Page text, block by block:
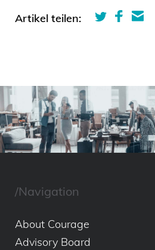
Artikel teilen:
/Navigation
About Courage
Advisory Board